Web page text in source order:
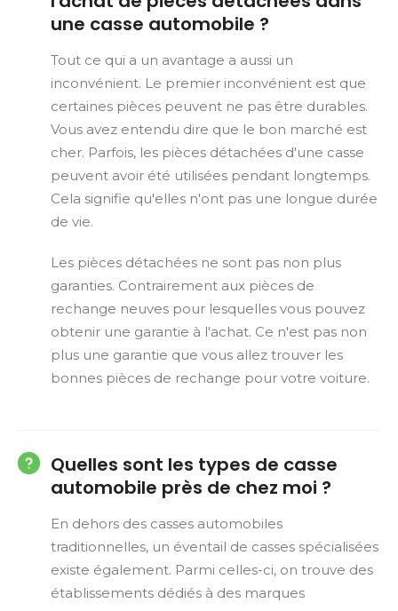
une casse automobile ?
Tout ce qui a un avantage a aussi un
inconvénient. Le premier inconvénient est que
certaines pièces peuvent ne pas être durables.
Vous avez entendu dire que le bon marché est
cher. Parfois, les pièces détachées d'une casse
peuvent avoir été utilisées pendant longtemps.
Cela signifie qu'elles n'ont pas une longue durée
de vie.
Les pièces détachées ne sont pas non plus
garanties. Contrairement aux pièces de
rechange neuves pour lesquelles vous pouvez
obtenir une garantie à l'achat. Ce n'est pas non
plus une garantie que vous allez trouver les
bonnes pièces de rechange pour votre voiture.
Quelles sont les types de casse
automobile près de chez moi ?
En dehors des casses automobiles
traditionnelles, un éventail de casses spécialisées
existe également. Parmi celles-ci, on trouve des
établissements dédiés à des marques